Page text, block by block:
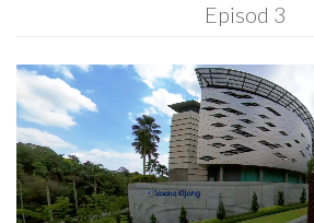
Episod 3